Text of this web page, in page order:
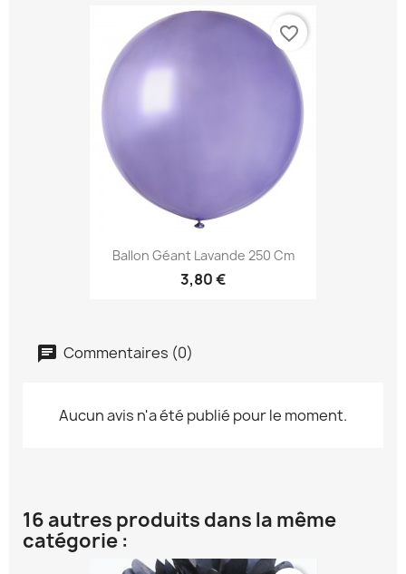
Ballon Géant Lavande 250 Cm
3,80 €
favorite_border
Commentaires (0)
Aucun avis n'a été publié pour le moment.
16 autres produits dans la même
catégorie :